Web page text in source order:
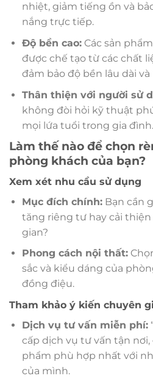
nhiệt, giảm tiếng ồn và
nắng trực tiếp.
Độ bền cao:Các sản
được chế tạo từ các chất
đảm bảo độ bền lâu dài và
Thân thiện với người sử
không đòi hỏi kỹ thuật
mọi lứa tuổi trong gia đình.
Làm thế nào để chọn
phòng khách của bạn?
Xem xét nhu cầu sử dụng
Mục đích chính:Bạn cần
tăng riêng tư hay cải
gian?
Phong cách nội thất:
sắc và kiểu dáng của
đồng điệu.
Tham khảo ý kiến chuyên
Dịch vụ tư vấn miễn phí:
cấp dịch vụ tư vấn tận
phẩm phù hợp nhất với
của mình.